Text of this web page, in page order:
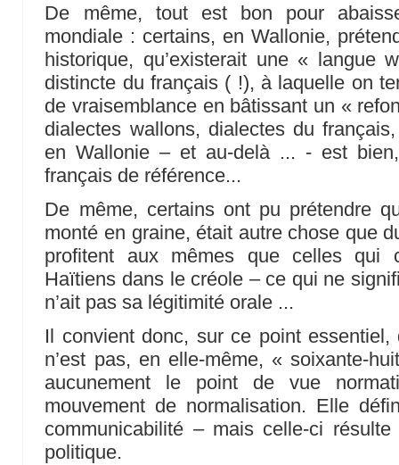
De même, tout est bon pour
mondiale : certains, en Wallonie,
historique, qu’existerait une « langue
distincte du français ( !), à laquelle on
de vraisemblance en bâtissant un «
dialectes wallons, dialectes du
en Wallonie – et au-delà ... - est
français de référence...
De même, certains ont pu prétendre
monté en graine, était autre chose que
profitent aux mêmes que celles qui
Haïtiens dans le créole – ce qui ne
n’ait pas sa légitimité orale ...
Il convient donc, sur ce point essentiel,
n’est pas, en elle-même, « soixante-
aucunement le point de vue
mouvement de normalisation. Elle
communicabilité – mais celle-ci
politique.